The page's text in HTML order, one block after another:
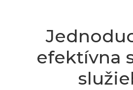
efektívna